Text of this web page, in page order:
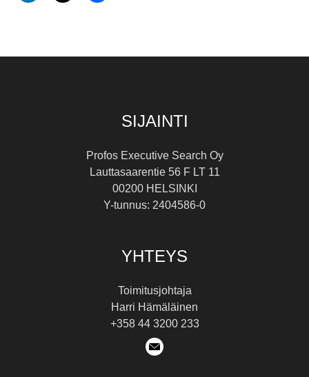
SIJAINTI
Profos Executive Search Oy
Lauttasaarentie 56 F LT 11
00200 HELSINKI
Y-tunnus: 2404586-0
YHTEYS
Toimitusjohtaja
Harri Hämäläinen
+358 44 3200 233